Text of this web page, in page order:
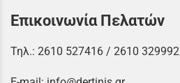
Επικοινωνία Πελατών
Τηλ.: 2610 527416 / 2610 329992